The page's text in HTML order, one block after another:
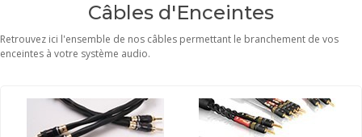
Câbles d'Enceintes
Retrouvez ici l'ensemble de nos câbles permettant le branchement de vos
enceintes à votre système audio.